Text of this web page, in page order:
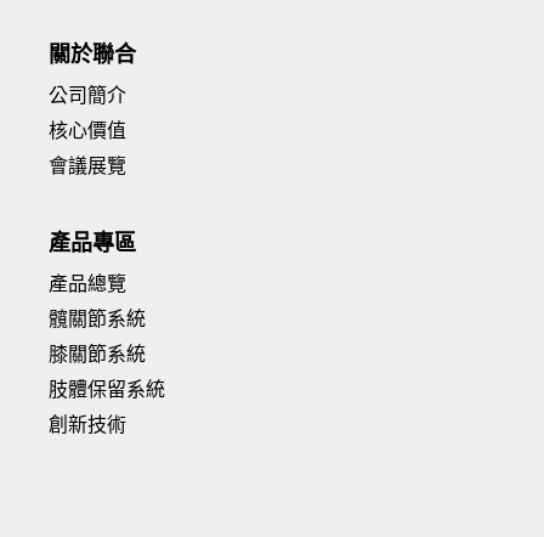
關於聯合
公司簡介
核心價值
會議展覽
產品專區
產品總覽
髖關節系統
膝關節系統
肢體保留系統
創新技術